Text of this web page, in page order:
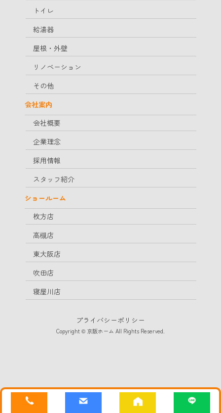
トイレ
給湯器
屋根・外壁
リノベーション
その他
会社案内
会社概要
企業理念
採用情報
スタッフ紹介
ショールーム
枚方店
高槻店
東大阪店
吹田店
寝屋川店
プライバシーポリシー
Copyright © 京阪ホーム All Rights Reserved.